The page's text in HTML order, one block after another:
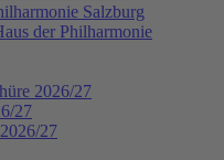
Salzburg
der Philharmonie
2026/27
27
27